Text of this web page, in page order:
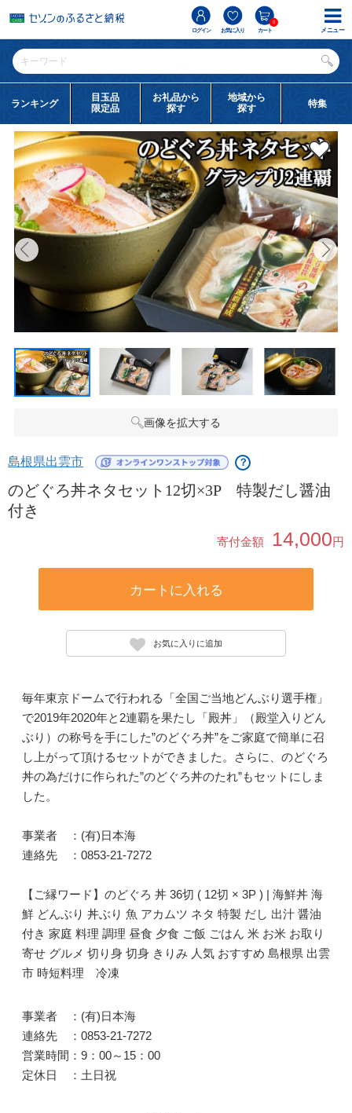
ログイン お気に入り カート
0
ランキング
目玉品
限定品
お礼品から
探す
地域から
探す
特集
画像を拡大する
島根県出雲市 ？
のどぐろ丼ネタセット12切×3P 特製だし醤油
付き
寄付金額 14,000円
カートに入れる
お気に入りに追加
毎年東京ドームで行われる「全国ご当地どんぶり選手権」
で2019年2020年と2連覇を果たし「殿丼」（殿堂入りどん
ぶり）の称号を手にした”のどぐろ丼”をご家庭で簡単に召
し上がって頂けるセットができました。さらに、のどぐろ
丼の為だけに作られた”のどぐろ丼のたれ”もセットにしま
した。
事業者 ：(有)日本海
連絡先 ：0853-21-7272
【ご縁ワード】のどぐろ 丼 36切 ( 12切 × 3P ) | 海鮮丼 海
鮮 どんぶり 丼ぶり 魚 アカムツ ネタ 特製 だし 出汁 醤油
付き 家庭 料理 調理 昼食 夕食 ご飯 ごはん 米 お米 お取り
寄せ グルメ 切り身 切身 きりみ 人気 おすすめ 島根県 出雲
市 時短料理 冷凍
事業者 ：(有)日本海
連絡先 ：0853-21-7272
営業時間：9：00～15：00
定休日 ：土日祝
メニュー